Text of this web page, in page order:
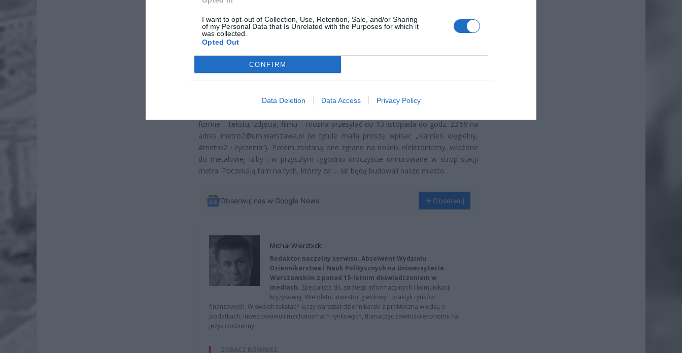
I want to opt-out of Collection, Use, Retention, Sale, and/or Sharing
of my Personal Data that Is Unrelated with the Purposes for which it
was collected.
Opted Out
CONFIRM
Data Deletion Data Access Privacy Policy
W konstrukcję stacji Trocka wmurowany zostanie kamień węgielny a wraz z nim
formie – tekstu, zdjęcia, filmu – można przesyłać do 13 listopada do godz. 23.59 na
adres metro2@um.warszawa.pl (w tytule maila proszę wpisać „Kamień węgielny,
#metro2 i życzenia”). Potem zostaną one zgrane na nośnik elektroniczny, włożone
do metalowej tuby i w przyszłym tygodniu uroczyście wmurowane w strop stacji
metra. Poczekają tam na tych, którzy za … lat będą budowali nasze miasto.
Obserwuj nas w Google News Obserwuj
Michał Wierzbicki
Redaktor naczelny serwisu. Absolwent Wydziału
Dziennikarstwa i Nauk Politycznych na Uniwersytecie
Warszawskim z ponad 15-letnim doświadczeniem w
mediach. Specjalista ds. strategii informacyjnych i komunikacji
kryzysowej. Wieloletni inwestor giełdowy i praktyk rynków
finansowych. W swoich tekstach łączy warsztat dziennikarski z praktyczną wiedzą o
podatkach, inwestowaniu i mechanizmach rynkowych, tłumacząc zawiłości ekonomii na
język codzienny.
ZOBACZ RÓWNIEŻ: